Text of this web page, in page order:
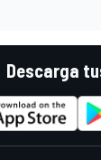
Descarga